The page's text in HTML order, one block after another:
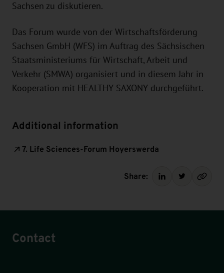
Sachsen zu diskutieren.
Das Forum wurde von der Wirtschaftsförderung
Sachsen GmbH (WFS) im Auftrag des Sächsischen
Staatsministeriums für Wirtschaft, Arbeit und
Verkehr (SMWA) organisiert und in diesem Jahr in
Kooperation mit HEALTHY SAXONY durchgeführt.
Additional information
7. Life Sciences-Forum Hoyerswerda
Share:
Contact